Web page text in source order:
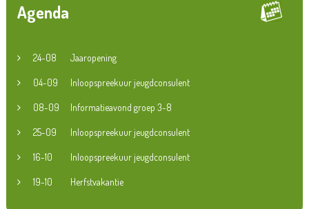
Agenda
24-08 Jaaropening
04-09 Inloopspreekuur jeugdconsulent
08-09 Informatieavond groep 3-8
25-09 Inloopspreekuur jeugdconsulent
16-10 Inloopspreekuur jeugdconsulent
19-10 Herfstvakantie